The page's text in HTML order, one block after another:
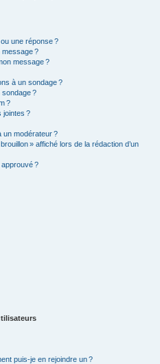
une réponse ?
message ?
message ?
à un sondage ?
?
?
jointes ?
un modérateur ?
» affiché lors de la rédaction d’un
?
puis-je en rejoindre un ?